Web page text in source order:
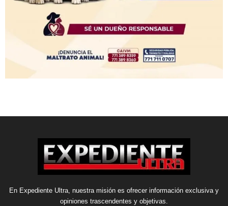
En Expediente Ultra, nuestra misión es ofrecer información exclusiva y
opiniones trascendentes y objetivas.